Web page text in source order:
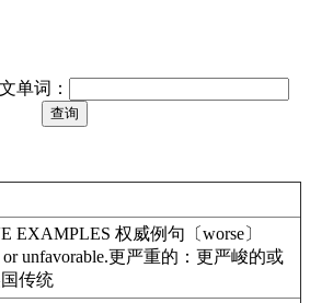
单词：
EXAMPLES 权威例句〔worse〕
or unfavorable.更严重的：更严峻的或
传统